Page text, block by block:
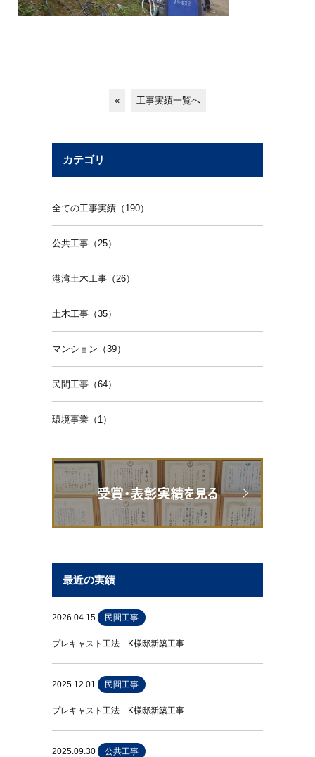
« 工事実績一覧へ
カテゴリ
全ての工事実績（190）
公共工事（25）
港湾土木工事（26）
土木工事（35）
マンション（39）
民間工事（64）
環境事業（1）
最近の実績
2026.04.15 民間工事
プレキャスト工法 K様邸新築工事
2025.12.01 民間工事
プレキャスト工法 K様邸新築工事
2025.09.30 公共工事